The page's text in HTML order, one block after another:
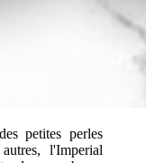
petites perles
l'Imperial